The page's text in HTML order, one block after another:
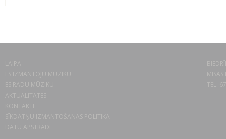
LAIPA
ES IZMANTOJU MŪZIKU
ES RADU MŪZIKU
AKTUALITĀTES
KONTAKTI
SĪKDATŅU IZMANTOŠANAS POLITIKA
DATU APSTRĀDE
TEL.